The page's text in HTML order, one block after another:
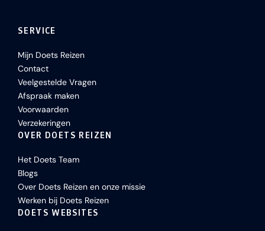
SERVICE
Mijn Doets Reizen
Contact
Veelgestelde Vragen
Afspraak maken
Voorwaarden
Verzekeringen
OVER DOETS REIZEN
Het Doets Team
Blogs
Over Doets Reizen en onze missie
Werken bij Doets Reizen
DOETS WEBSITES